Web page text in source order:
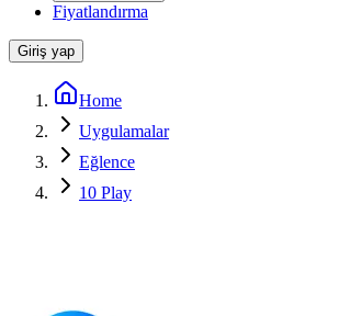
Fiyatlandırma
Giriş yap
Home
Uygulamalar
Eğlence
10 Play